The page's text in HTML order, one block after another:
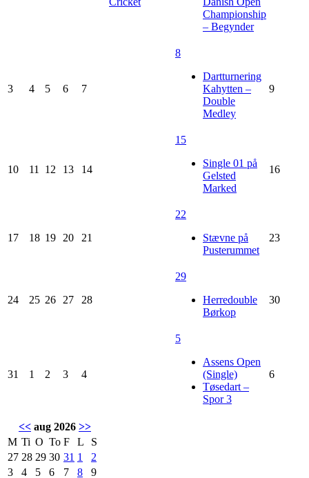
Championship
– Begynder
3 4 5 6 7
8
Dartturnering
Kahytten –
Double
Medley
9
10 11 12 13 14
15
Single 01 på
Gelsted
Marked
16
17 18 19 20 21
22
Stævne på
Pusterummet
23
24 25 26 27 28
29
Herredouble
Børkop
30
31 1 2 3 4
5
Assens Open
(Single)
Tøsedart –
Spor 3
6
<< aug 2026 >>
M Ti O To F L
S
27 28 29 30 31 1
2
3
4 5 6 7 8
9